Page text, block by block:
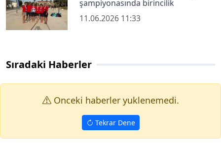
şampiyonasında birincilik
11.06.2026 11:33
Sıradaki Haberler
Onceki haberler yuklenemedi.
Tekrar Dene